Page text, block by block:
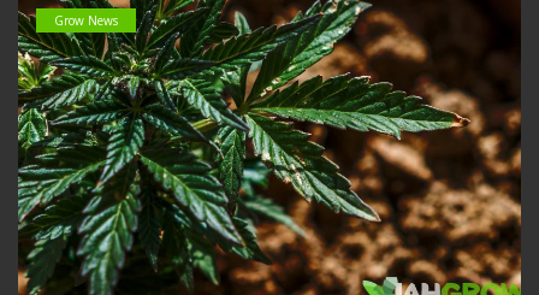
Grow News